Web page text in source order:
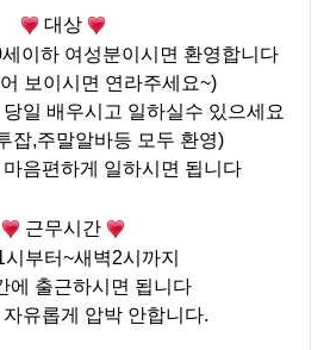
대상
세이하 여성분이시면 환영합니다
보이시면 연라주세요~)
일 배우시고 일하실수 있으세요
잡,주말알바등 모두 환영)
음편하게 일하시면 됩니다
근무시간
시부터~새벽2시까지
에 출근하시면 됩니다
자유롭게 압박 안합니다.